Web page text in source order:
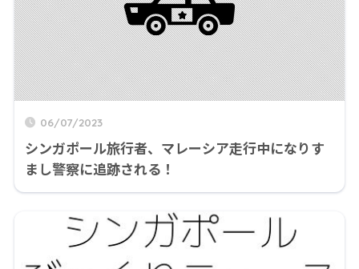
06/07/2023
シンガポール旅行者、マレーシア走行中になりす
まし警察に追跡される！